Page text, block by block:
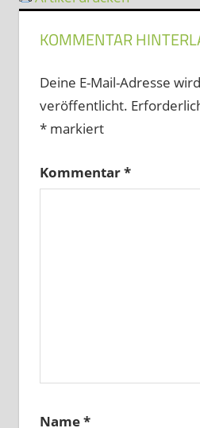
KOMMENTAR
Deine E-Mail-Adresse
veröffentlicht.
*markiert
Kommentar*
Name*